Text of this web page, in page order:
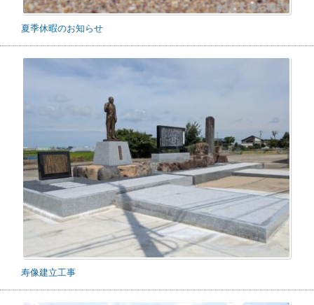
夏季休暇のお知らせ
寿像建立工事